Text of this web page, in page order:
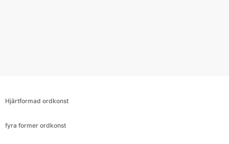
Hjärtformad ordkonst
fyra former ordkonst